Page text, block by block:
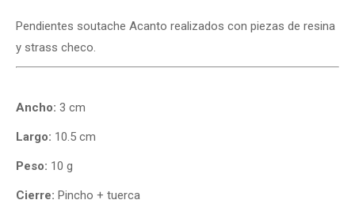
Pendientes soutache Acanto realizados con piezas de resina
y strass checo.
Ancho: 3 cm
Largo: 10.5 cm
Peso: 10 g
Cierre: Pincho + tuerca